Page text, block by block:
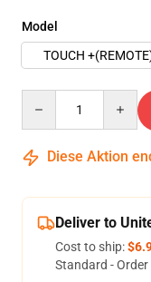
Model
TOUCH
Diese Aktion
Deliver to
Cost to ship:
Standard -